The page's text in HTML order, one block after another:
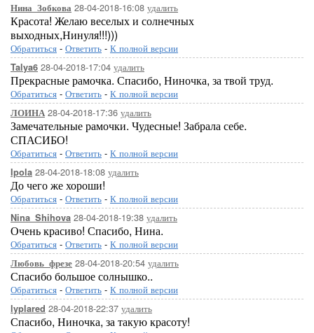
Нина_Зобкова 28-04-2018-16:08 удалить
Красота! Желаю веселых и солнечных
выходных,Нинуля!!!)))
Обратиться - Ответить - К полной версии
Talya6 28-04-2018-17:04 удалить
Прекрасные рамочка. Спасибо, Ниночка, за твой труд.
Обратиться - Ответить - К полной версии
ЛОИНА 28-04-2018-17:36 удалить
Замечательные рамочки. Чудесные! Забрала себе.
СПАСИБО!
Обратиться - Ответить - К полной версии
Ipola 28-04-2018-18:08 удалить
До чего же хороши!
Обратиться - Ответить - К полной версии
Nina_Shihova 28-04-2018-19:38 удалить
Очень красиво! Спасибо, Нина.
Обратиться - Ответить - К полной версии
Любовь_фрезе 28-04-2018-20:54 удалить
Спасибо большое солнышко..
Обратиться - Ответить - К полной версии
lyplared 28-04-2018-22:37 удалить
Спасибо, Ниночка, за такую красоту!